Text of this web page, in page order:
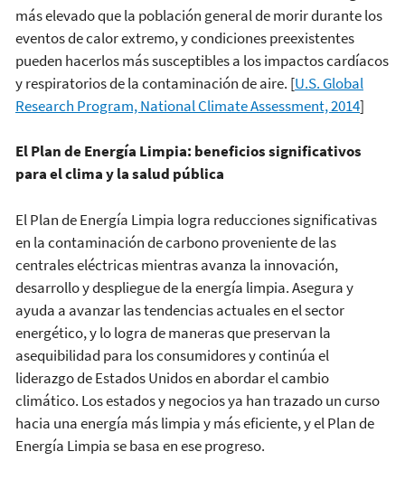
más elevado que la población general de morir durante los
eventos de calor extremo, y condiciones preexistentes
pueden hacerlos más susceptibles a los impactos cardíacos
y respiratorios de la contaminación de aire. [U.S. Global
Research Program, National Climate Assessment, 2014]
El Plan de Energía Limpia: beneficios significativos
para el clima y la salud pública
El Plan de Energía Limpia logra reducciones significativas
en la contaminación de carbono proveniente de las
centrales eléctricas mientras avanza la innovación,
desarrollo y despliegue de la energía limpia. Asegura y
ayuda a avanzar las tendencias actuales en el sector
energético, y lo logra de maneras que preservan la
asequibilidad para los consumidores y continúa el
liderazgo de Estados Unidos en abordar el cambio
climático. Los estados y negocios ya han trazado un curso
hacia una energía más limpia y más eficiente, y el Plan de
Energía Limpia se basa en ese progreso.